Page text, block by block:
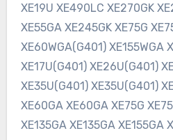
XE19U XE490LC XE270GK
XE55GA XE245GK XE75G
XE60WGA(G401) XE155WGA
XE17U(G401) XE26U(G401)
XE35U(G401) XE35U(G401)
XE60GA XE60GA XE75G
XE135GA XE135GA XE155GA